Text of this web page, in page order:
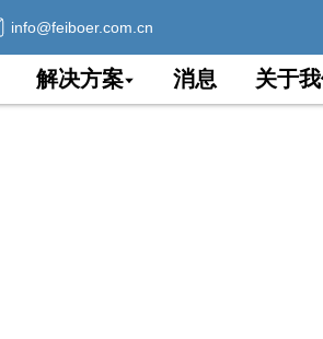
info@feiboer.com.cn
解决方案 消息 关于我